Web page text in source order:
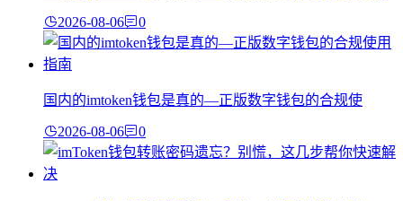
2026-08-06 0
国内的imtoken钱包是真的—正版数字钱包的合规使
2026-08-06 0